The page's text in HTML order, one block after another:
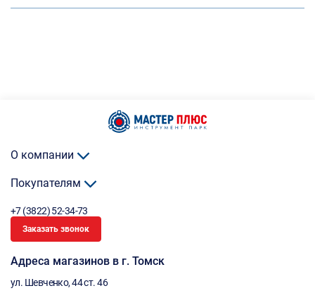
О компании
Покупателям
+7 (3822) 52-34-73
Заказать звонок
Адреса магазинов в г. Томск
ул. Шевченко, 44 ст. 46